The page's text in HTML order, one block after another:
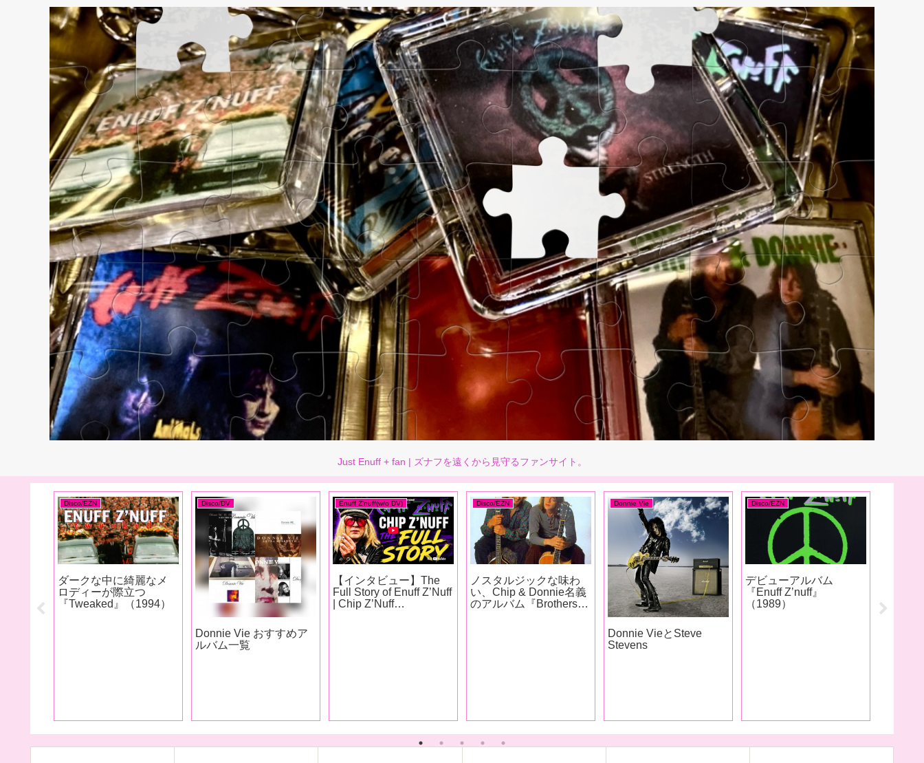
Just Enuff + fan | ズナフを遠くから見守るファンサイト。
Disco/EZN
ダークな中に綺麗なメ
ロディーが際立つ
『Tweaked』（1994）
Disco/DV
Donnie Vie おすすめア
ルバム一覧
Enuff Z'nuff(w/o DV)
【インタビュー】The
Full Story of Enuff Z’Nuff
| Chip Z’Nuff
Disco/EZN
ノスタルジックな味わ
い、Chip & Donnie名義
のアルバム『Brothers』
Donnie Vie
Donnie VieとSteve
Stevens
Disco/EZN
デビューアルバム
『Enuff Z’nuff』
（1989）